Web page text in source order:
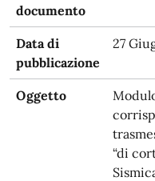
documento
Data di
pubblicazione
27
Oggetto
“di